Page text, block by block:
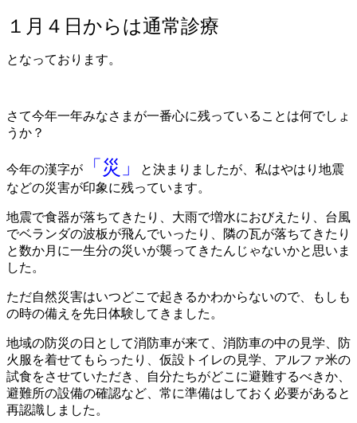
１月４日からは通常診療
となっております。
さて今年一年みなさまが一番心に残っていることは何でしょ
うか？
今年の漢字が 「災」
と決まりましたが、私はやはり地震
などの災害が印象に残っています。
地震で食器が落ちてきたり、大雨で増水におびえたり、台風
でベランダの波板が飛んでいったり、隣の瓦が落ちてきたり
と数か月に一生分の災いが襲ってきたんじゃないかと思いま
した。
ただ自然災害はいつどこで起きるかわからないので、もしも
の時の備えを先日体験してきました。
地域の防災の日として消防車が来て、消防車の中の見学、防
火服を着せてもらったり、仮設トイレの見学、アルファ米の
試食をさせていただき、自分たちがどこに避難するべきか、
避難所の設備の確認など、常に準備はしておく必要があると
再認識しました。